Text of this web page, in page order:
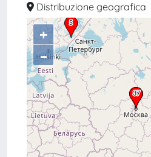
Distribuzione geografica
+
–